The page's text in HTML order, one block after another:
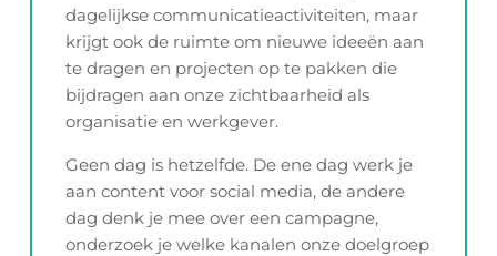
dagelijkse communicatieactiviteiten, maar
krijgt ook de ruimte om nieuwe ideeën aan
te dragen en projecten op te pakken die
bijdragen aan onze zichtbaarheid als
organisatie en werkgever.
Geen dag is hetzelfde. De ene dag werk je
aan content voor social media, de andere
dag denk je mee over een campagne,
onderzoek je welke kanalen onze doelgroep